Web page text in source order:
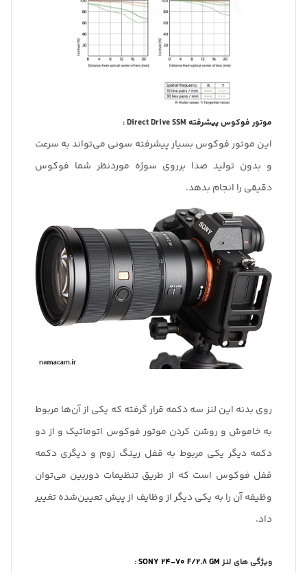
موتور فوکوس پیشرفته Direct Drive SSM :
این موتور فوکوس بسیار پیشرفته سونی می‌تواند به سرعت
و بدون تولید صدا برروی سوژه موردنظر شما فوکوس
دقیقی را انجام بدهد.
روی بدنه این لنز سه دکمه قرار گرفته که یکی از آن‌ها مربوط
به خاموش و روشن کردن موتور فوکوس اتوماتیک و از دو
دکمه دیگر یکی مربوط به قفل رینگ زوم و دیگری دکمه
قفل فوکوس است که از طریق تنظیمات دوربین می‌توان
وظیفه‌ آن را به یکی دیگر از وظایف از پیش تعیین‌شده تغییر
داد.
ویژگی های لنز SONY 24-70 F/2.8 GM
: